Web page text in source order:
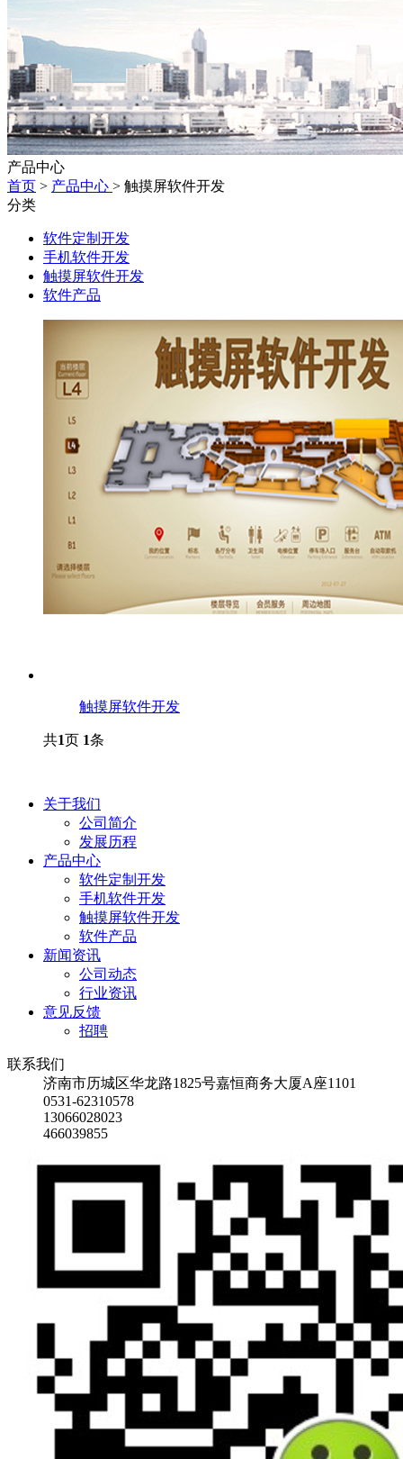
产品中心
首页 > 产品中心 > 触摸屏软件开发
分类
软件定制开发
手机软件开发
触摸屏软件开发
软件产品
触摸屏软件开发
共1页 1条
关于我们
公司简介
发展历程
产品中心
软件定制开发
手机软件开发
触摸屏软件开发
软件产品
新闻资讯
公司动态
行业资讯
意见反馈
招聘
联系我们
济南市历城区华龙路1825号嘉恒商务大厦A座1101
0531-62310578
13066028023
466039855